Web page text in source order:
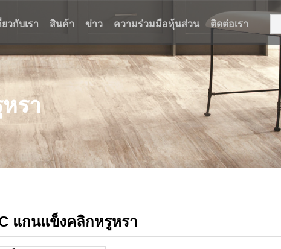
ยวกับเรา สินค้า ข่าว ความร่วมมือหุ้นส่วน ติดต่อเรา
รา
แกนแข็งคลิกหรูหรา